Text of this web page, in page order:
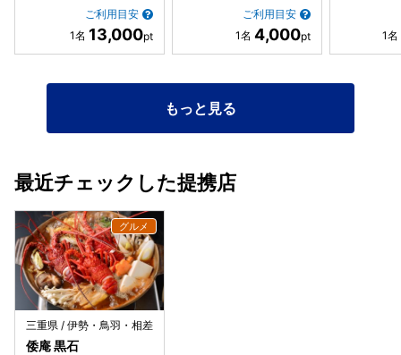
ご利用目安
13,000
ご利用目安
4,000
もっと見る
最近チェックした提携店
三重県 / 伊勢・鳥羽・相差
倭庵 黒石